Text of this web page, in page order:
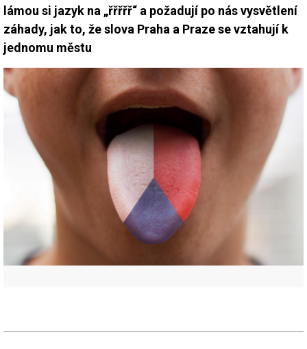
lámou si jazyk na „řřřřř“ a požadují po nás vysvětlení
záhady, jak to, že slova Praha a Praze se vztahují k
jednomu městu